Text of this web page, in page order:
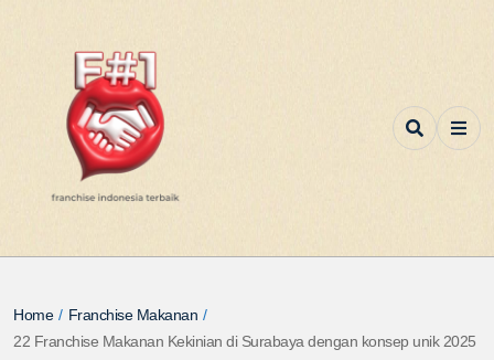
Home / Franchise Makanan /
22 Franchise Makanan Kekinian di Surabaya dengan konsep unik 2025